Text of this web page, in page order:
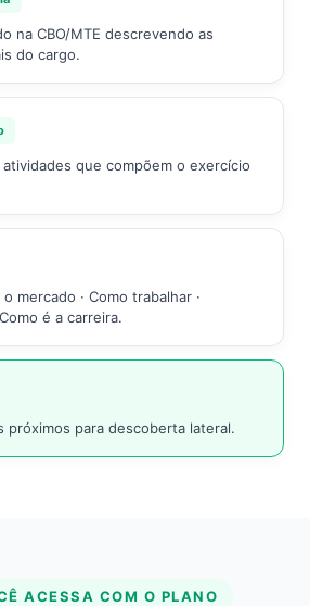
na CBO/MTE descrevendo as
do cargo.
que compõem o exercício
mercado · Como trabalhar ·
é a carreira.
próximos para descoberta lateral.
ACESSA COM O PLANO